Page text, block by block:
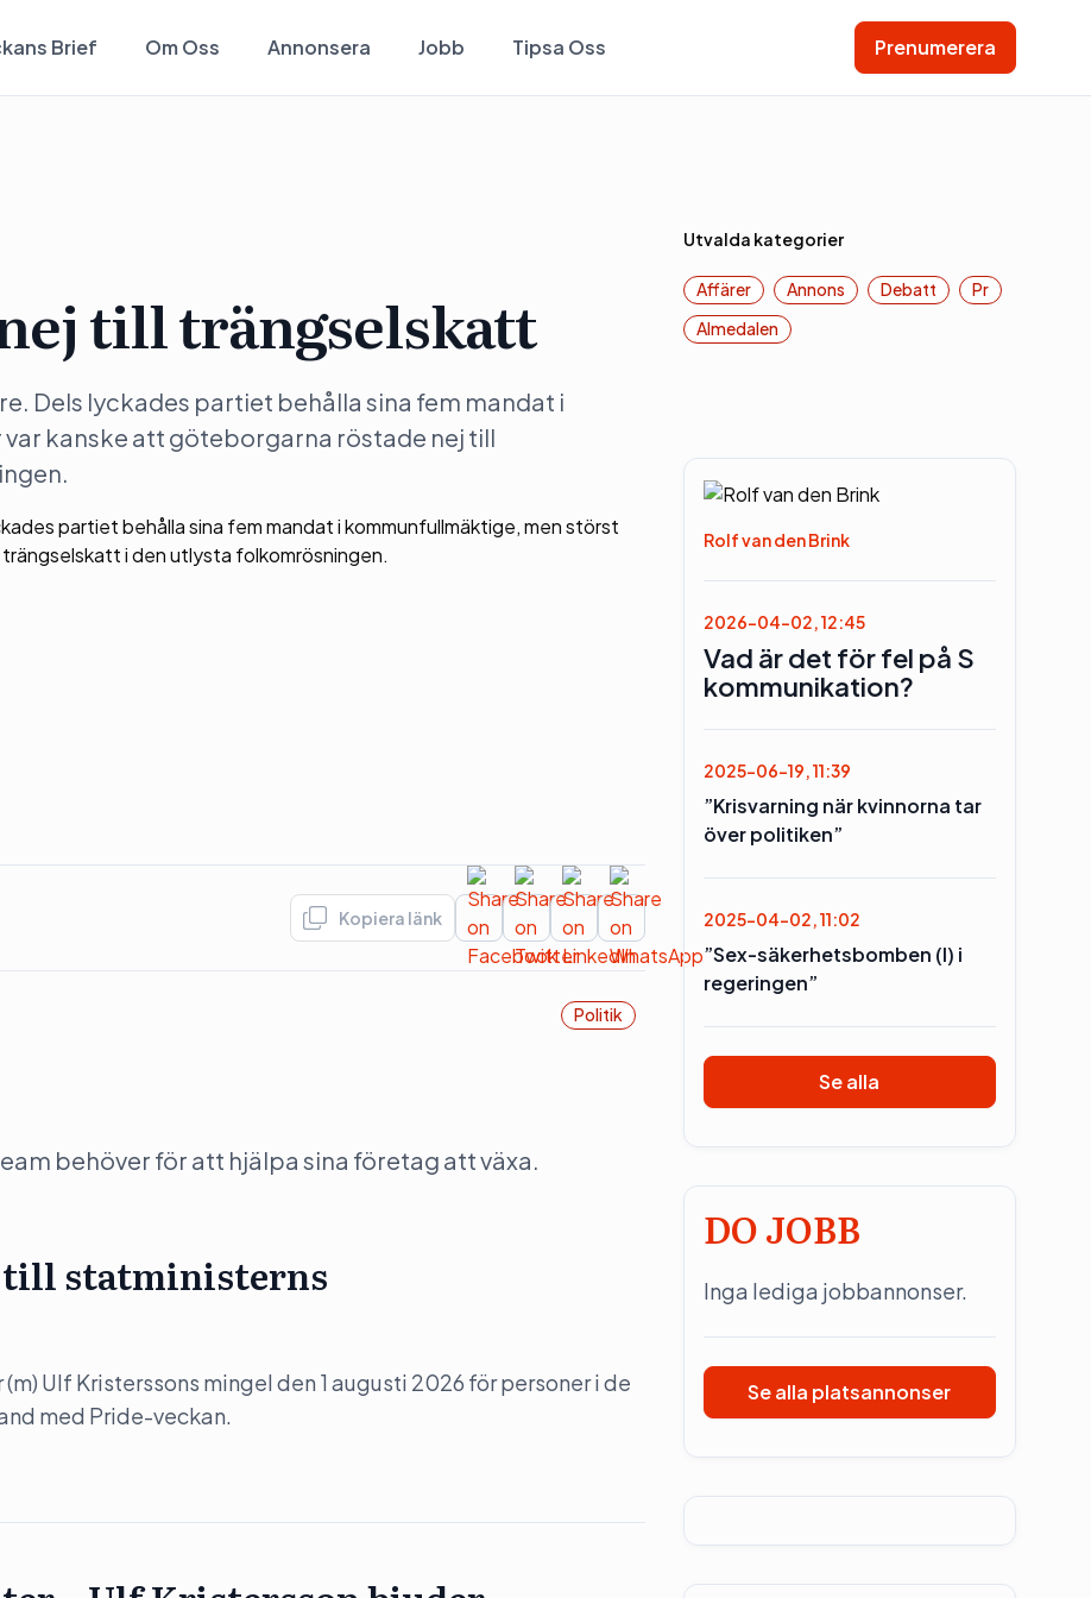
Brief Om Oss Annonsera Jobb Tipsa Oss Prenumerera
till trängselskatt
Dels lyckades partiet behålla sina fem mandat i
kanske att göteborgarna röstade nej till
partiet behålla sina fem mandat i kommunfullmäktige, men störst
i den utlysta folkomrösningen.
Kopiera länk
Politik
behöver för att hjälpa sina företag att växa.
till statministerns
Ulf Kristerssons mingel den 1 augusti 2026 för personer i de
med Pride-veckan.
Utvalda kategorier
Affärer Annons Debatt
Pr
Almedalen
Rolf van den Brink
2026-04-02, 12:45
Vad är det för fel på S
kommunikation?
2025-06-19, 11:39
”Krisvarning när kvinnorna tar
över politiken”
2025-04-02, 11:02
”Sex-säkerhetsbomben (l) i
regeringen”
Se alla
DO JOBB
Inga lediga jobbannonser.
Se alla platsannonser